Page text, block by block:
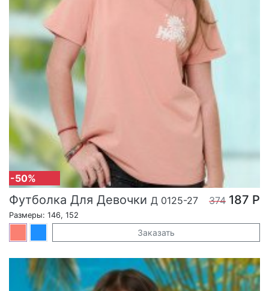
-50%
Футболка Для Девочки Д 0125-27 374 187 Р
Размеры: 146, 152
Заказать